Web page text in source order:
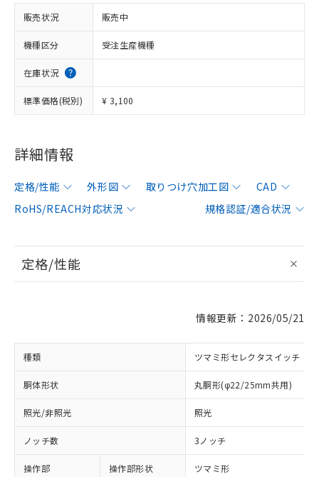
販売状況 販売中
機種区分 受注生産機種
在庫状況
標準価格(税別) ¥ 3,100
詳細情報
定格/性能 外形図 取りつけ穴加工図
CAD
RoHS/REACH対応状況
規格認証/適合状況
定格/性能
情報更新：2026/05/21
種類 ツマミ形セレクタスイッチ
胴体形状 丸胴形(φ22/25mm共用)
照光/非照光 照光
ノッチ数 3ノッチ
操作部 操作部形状 ツマミ形